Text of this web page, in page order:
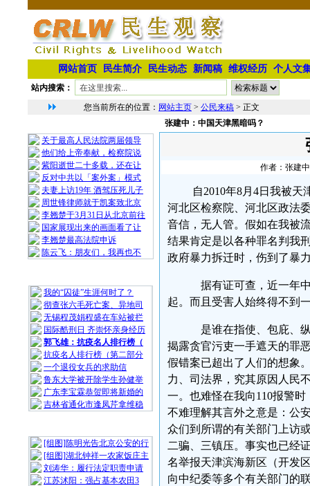
网站首页 民生简介 民生动态 新闻稿 维权经历 个人文
站内搜索：
您当前所在的位置： 网站主页 > 公民来稿 > 正文
关于最高人民法院两届领导
他们给上帝奉献，检察院说
紫阳逝世二十多载，还在让
反对中共以「案外案」模式
夫妻上访19年 酒驾压死儿子
周世锋律师就于凯案致北京
李翘楚于3月31日从北京前往
国家展现出来的画面看了让
李翘楚最高法院申诉
陈云飞：朋友们，我再也不
我的“囚徒”生涯何时了？
彻查张六毛死亡案、异地司
无锡程茂娟程盛在车站被拦
国际酷刑日 齐崇怀亲身经历
郭飞雄：抗疫名人排行榜（
抗疫名人排行榜（第二部分
一个退役女兵的求助信
鲁东大学被开除学生孙健举
广东李宝霖恭贺即将新婚的
吉林省通化市逢凤芹拿维稳
[组图]陈明光告北京公安的行
[组图]湖北钟祥一农家饭庄主
刘涛华：履行法定职责申请
江苏沭阳：强占基本农田3
张建中：中国天津黑暗吗？
作者：张建
自2010年8月4日我被
河北区检察院、河北区政法
音信，无人管。假如在我被
结果肯定是以各种罪名判我
政府暴力拆迁时，伤到了暴
据有证可查，近一年
起。而且受害人始终得不到
是谁在指使、包庇、
揭露贪官污吏一手遮天的罪
假错案已超出了人们的想象
力、司法界，究其原因人民
一。也难怪在我向110报警
不难理解其言外之意是：公
众们到所谓的有关部门上访
二骗、三镇压。事实也已经
名举报天津滨海新区（开发
向中纪委等多个有关部门的